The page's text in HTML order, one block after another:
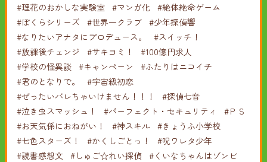
#理花のおかしな実験室 #マンガ化 #絶体絶命ゲーム
#ぼくらシリーズ
#世界一クラブ #少年探偵響
#なりたいアナタにプロデュース。
#スイッチ！
#放課後チェンジ
#サキヨミ！
#100億円求人
#学校の怪異談 #キャンペーン
#ふたりはニコイチ
#君のとなりで。
#宇宙級初恋
#ぜったいバレちゃいけません！！！
#探偵七音
#泣き虫スマッシュ！
#パーフェクト・セキュリティ
#ＰＳ
#お天気係におねがい！
#神スキル #きょうふ小学校
#七色スターズ！
#かくしごとっ！
#呪ワレタ少年
#読書感想文
#しゅご☆れい探偵 #くいなちゃんはゾンビ